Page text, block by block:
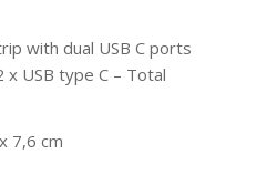
with dual USB C ports
USB type C – Total
7,6 cm